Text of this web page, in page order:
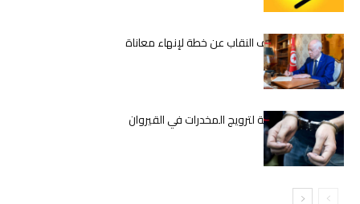
قيس سعيّد يكشف النقاب عن خطة لإنهاء معاناة
المعلمين
تفكيك شبكة دولية لترويج المخدرات في القيروان